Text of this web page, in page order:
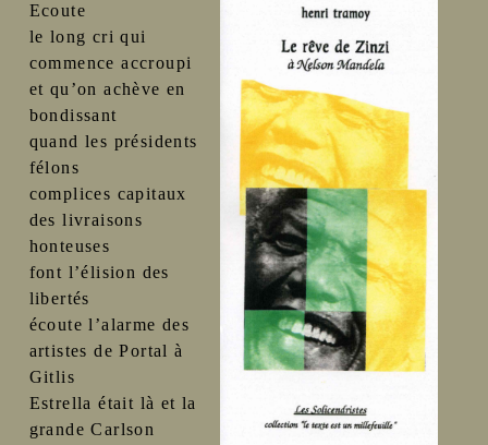
Ecoute
le long cri qui
commence accroupi
et qu’on achève en
bondissant
quand les présidents
félons
complices capitaux
des livraisons
honteuses
font l’élision des
libertés
écoute l’alarme des
artistes de Portal à
Gitlis
Estrella était là et la
grande Carlson